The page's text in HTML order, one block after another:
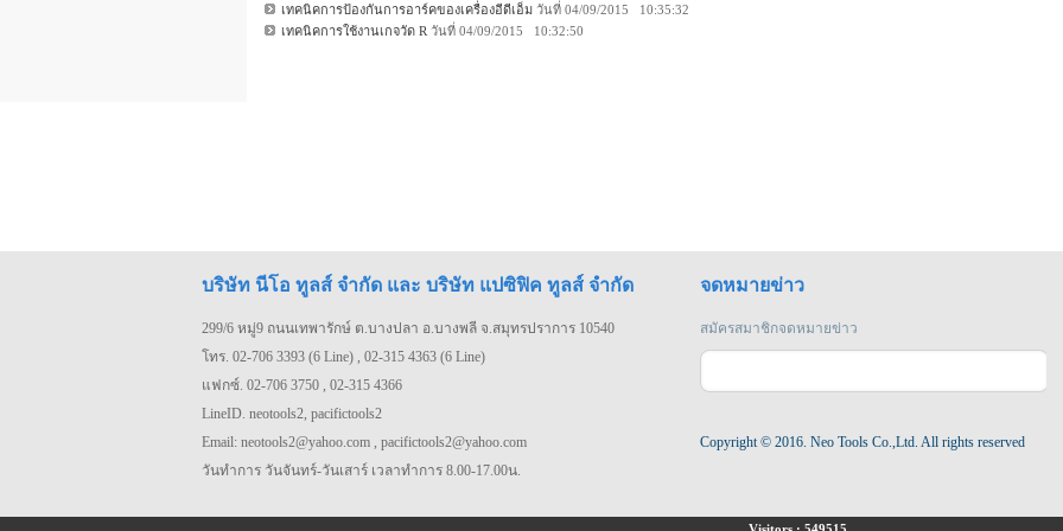
เทคนิคการป้องกันการอาร์คของเครื่องอีดีเอ็ม วันที่ 04/09/2015 10:35:32
เทคนิคการใช้งานเกจวัด R วันที่ 04/09/2015 10:32:50
บริษัท นีโอ ทูลส์ จำกัด และ บริษัท แปซิฟิค ทูลส์ จำกัด
299/6 หมู่9 ถนนเทพารักษ์ ต.บางปลา อ.บางพลี จ.สมุทรปราการ 10540
โทร. 02-706 3393 (6 Line) , 02-315 4363 (6 Line)
แฟกซ์. 02-706 3750 , 02-315 4366
LineID. neotools2, pacifictools2
Email: neotools2@yahoo.com , pacifictools2@yahoo.com
วันทำการ วันจันทร์-วันเสาร์ เวลาทำการ 8.00-17.00น.
จดหมายข่าว
สมัครสมาชิกจดหมายข่าว
Copyright © 2016. Neo Tools Co.,Ltd. All rights reserved